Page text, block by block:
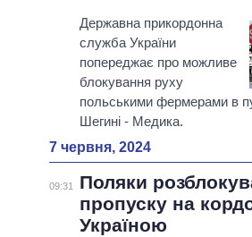
Державна прикордонна
служба України
попереджає про можливе
блокування руху
польськими фермерами в
Шегині - Медика.
7 червня, 2024
09:31
Поляки
пропуску на
Україною